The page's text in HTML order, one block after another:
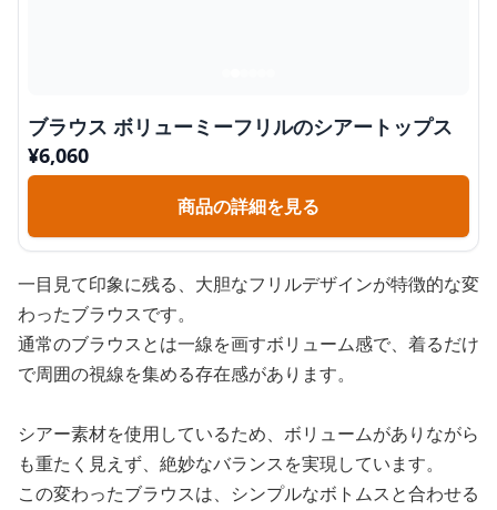
ブラウス ボリューミーフリルのシアートップス
¥6,060
商品の詳細を見る
一目見て印象に残る、大胆なフリルデザインが特徴的な変
わったブラウスです。
通常のブラウスとは一線を画すボリューム感で、着るだけ
で周囲の視線を集める存在感があります。
シアー素材を使用しているため、ボリュームがありながら
も重たく見えず、絶妙なバランスを実現しています。
この変わったブラウスは、シンプルなボトムスと合わせる